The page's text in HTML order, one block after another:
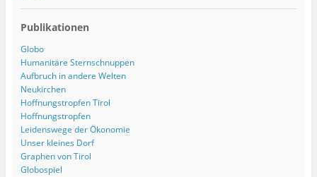
Publikationen
Globo
Humanitäre Sternschnuppen
Aufbruch in andere Welten
Neukirchen
Hoffnungstropfen Tirol
Hoffnungstropfen
Leidenswege der Ökonomie
Unser kleines Dorf
Graphen von Tirol
Globospiel